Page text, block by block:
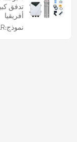
تدفق
أفريقيا
نموذج:4DLR